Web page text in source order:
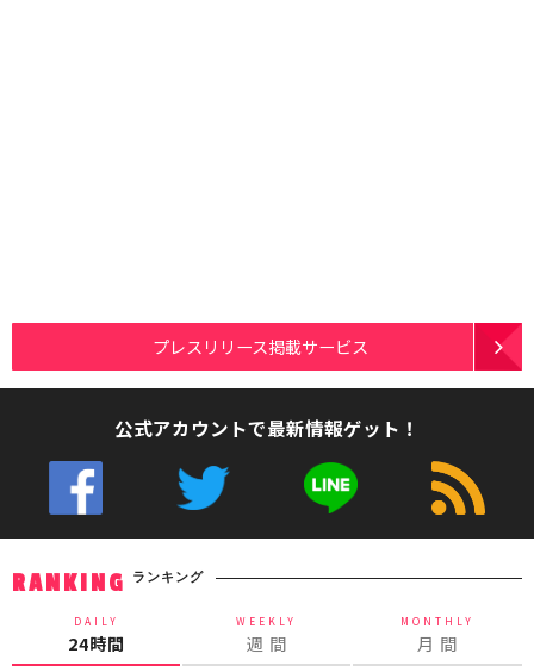
プレスリリース掲載サービス
公式アカウントで最新情報ゲット！
RANKING ランキング
DAILY
24時間
WEEKLY
週 間
MONTHLY
月 間